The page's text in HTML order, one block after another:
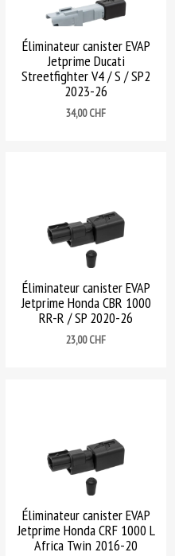
Éliminateur canister EVAP
Jetprime Ducati
Streetfighter V4 / S / SP2
2023-26
Prix
34,00 CHF
Éliminateur canister EVAP
Jetprime Honda CBR 1000
RR-R / SP 2020-26
Prix
23,00 CHF
Éliminateur canister EVAP
Jetprime Honda CRF 1000 L
Africa Twin 2016-20